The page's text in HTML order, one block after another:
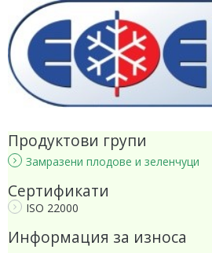
Продуктови групи
Замразени плодове и зеленчуци
Сертификати
ISO 22000
Информация за износа